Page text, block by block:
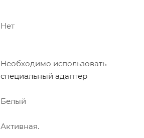
Нет
Необходимо использовать
специальный адаптер
Белый
Активная.